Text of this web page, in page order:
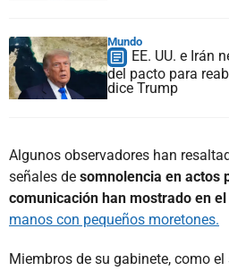
Mundo
EE. UU. e Irán
del pacto para
dice Trump
Algunos observadores han
señales de somnolencia en actos
comunicación han mostrado en
manos con pequeños moretones.
Miembros de su gabinete, como